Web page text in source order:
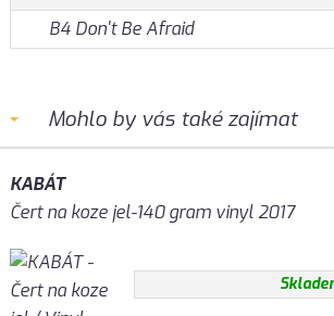
B4 Don't Be Afraid
Mohlo by vás také zajímat
KABÁT
Čert na koze jel-140 gram vinyl 2017